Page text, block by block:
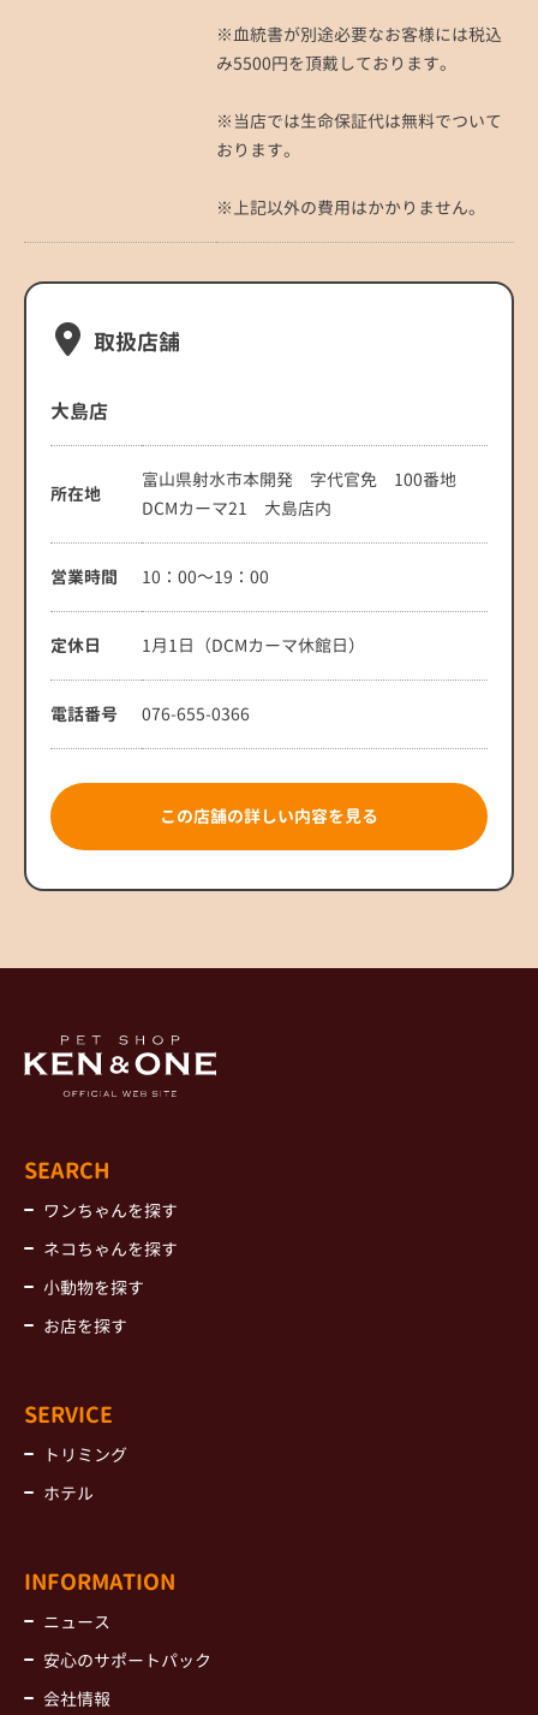
※血統書が別途必要なお客様には税込
み5500円を頂戴しております。
※当店では生命保証代は無料でついて
おります。
※上記以外の費用はかかりません。
取扱店舗
大島店
所在地
富山県射水市本開発 字代官免 100番地
DCMカーマ21 大島店内
営業時間 10：00～19：00
定休日 1月1日（DCMカーマ休館日）
電話番号 076-655-0366
この店舗の詳しい内容を見る
SEARCH
ワンちゃんを探す
ネコちゃんを探す
小動物を探す
お店を探す
SERVICE
トリミング
ホテル
INFORMATION
ニュース
安心のサポートパック
会社情報